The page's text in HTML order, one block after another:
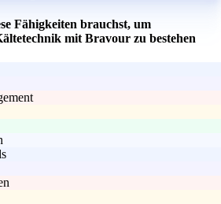
Fähigkeiten brauchst, um
mit Bravour zu bestehen